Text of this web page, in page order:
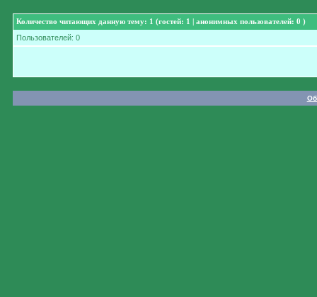
Количество читающих данную тему: 1 (гостей: 1 | анонимных пользователей: 0 )
Пользователей: 0